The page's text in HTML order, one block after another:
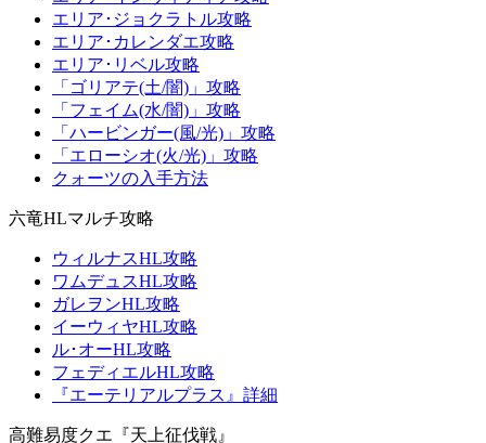
エリア･ジョクラトル攻略
エリア･カレンダエ攻略
エリア･リベル攻略
「ゴリアテ(土/闇)」攻略
「フェイム(水/闇)」攻略
「ハービンガー(風/光)」攻略
「エローシオ(火/光)」攻略
クォーツの入手方法
六竜HLマルチ攻略
ウィルナスHL攻略
ワムデュスHL攻略
ガレヲンHL攻略
イーウィヤHL攻略
ル･オーHL攻略
フェディエルHL攻略
『エーテリアルプラス』詳細
高難易度クエ『天上征伐戦』